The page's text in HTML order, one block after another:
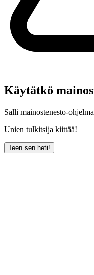
Käytätkö
Salli mainostenesto-
Unien tulkitsija kiittää!
Teen sen heti!